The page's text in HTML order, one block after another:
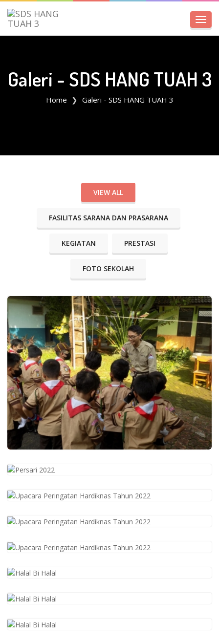
Galeri - SDS HANG TUAH 3
Home Galeri - SDS HANG TUAH 3
VIEW ALL
FASILITAS SARANA DAN PRASARANA
KEGIATAN PRESTASI
FOTO SEKOLAH